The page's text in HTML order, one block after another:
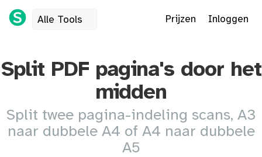
Alle Tools Prijzen Inloggen
Split PDF pagina's door het
midden
Split twee pagina-indeling scans, A3
naar dubbele A4 of A4 naar dubbele
A5